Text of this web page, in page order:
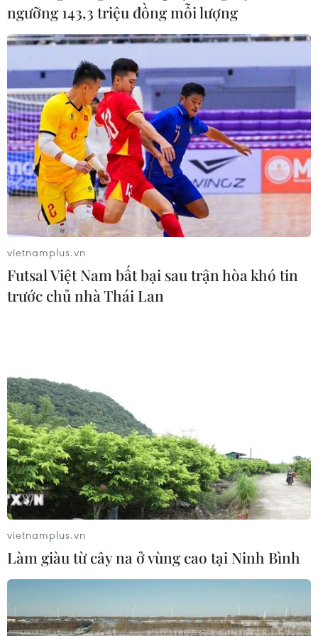
ngưỡng 143,3 triệu đồng mỗi lượng
vietnamplus.vn
Futsal Việt Nam bất bại sau trận hòa khó tin
trước chủ nhà Thái Lan
vietnamplus.vn
Làm giàu từ cây na ở vùng cao tại Ninh Bình